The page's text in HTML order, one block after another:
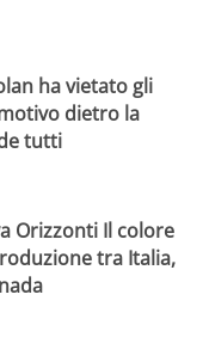
ha vietato gli
dietro la
tutti
Orizzonti Il colore
tra Italia,